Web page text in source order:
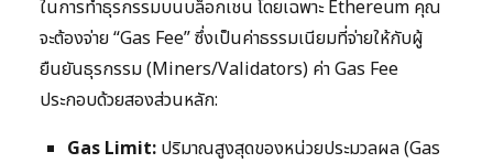
ในการทำธุรกรรมบนบล็อกเชน โดยเฉพาะ Ethereum คุณ
จะต้องจ่าย “Gas Fee” ซึ่งเป็นค่าธรรมเนียมที่จ่ายให้กับผู้
ยืนยันธุรกรรม (Miners/Validators) ค่า Gas Fee
ประกอบด้วยสองส่วนหลัก:
Gas Limit: ปริมาณสูงสุดของหน่วยประมวลผล (Gas